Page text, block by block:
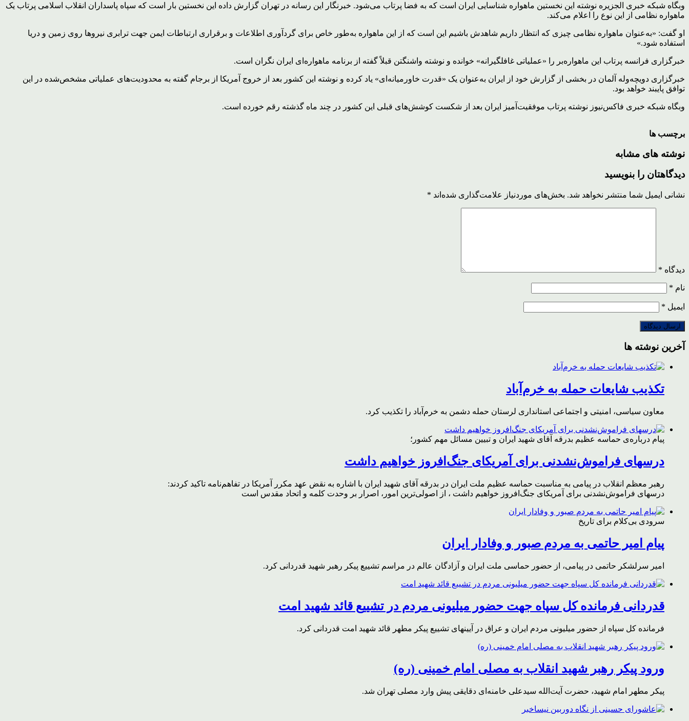
وبگاه شبکه خبری الجزیره نوشته این نخستین ماهواره شناسایی ایران است که به فضا پرتاب می‌شود. خبرنگار این رسانه در تهران گزارش داده این نخستین بار است که سپاه پاسداران انقلاب اسلامی پرتاب یک
ماهواره نظامی از این نوع را اعلام می‌کند.
او گفت: «به‌عنوان ماهواره نظامی چیزی که انتظار داریم شاهدش باشیم این است که از این ماهواره به‌طور خاص برای گردآوری اطلاعات و برقراری ارتباطات ایمن جهت ترابری نیروها روی زمین و دریا
استفاده شود.»
خبرگزاری فرانسه پرتاب این ماهواره‌بر را «عملیاتی غافلگیرانه» خوانده و نوشته واشنگتن قبلاً گفته از برنامه ماهواره‌ای ایران نگران است.
خبرگزاری دویچه‌وله آلمان در بخشی از گزارش خود از ایران به‌عنوان یک «قدرت خاورمیانه‌ای» یاد کرده و نوشته این کشور بعد از خروج آمریکا از برجام گفته به محدودیت‌های عملیاتی مشخص‌شده در این
توافق پایبند خواهد بود.
وبگاه شبکه خبری فاکس‌نیوز نوشته پرتاب موفقیت‌آمیز ایران بعد از شکست کوشش‌های قبلی این کشور در چند ماه گذشته رقم خورده است.
برچسب ها
نوشته های مشابه
دیدگاهتان را بنویسید
نشانی ایمیل شما منتشر نخواهد شد. بخش‌های موردنیاز علامت‌گذاری شده‌اند *
دیدگاه *
نام *
ایمیل *
آخرین نوشته ها
تکذیب شایعات حمله به خرم‌آباد
معاون سیاسی، امنیتی و اجتماعی استانداری لرستان حمله دشمن به خرم‌آباد را تکذیب کرد.
پیام درباره‌ی حماسه عظیم بدرقه آقای شهید ایران و تبیین مسائل مهم کشور؛
درسهای فراموش‌نشدنی برای آمریکای جنگ‌افروز خواهیم داشت
رهبر معظم انقلاب در پیامی به مناسبت حماسه عظیم ملت ایران در بدرقه آقای شهید ایران با اشاره به نقض عهد مکرر آمریکا در تفاهم‌نامه تاکید کردند:
درسهای فراموش‌نشدنی برای آمریکای جنگ‌افروز خواهیم داشت ، از اصولی‌ترین امور، اصرار بر وحدت کلمه و اتحاد مقدس است
سرودی بی‌کلام برای تاریخ
پیام امیر حاتمی به مردم صبور و وفادار ایران
امیر سرلشکر حاتمی در پیامی، از حضور حماسی ملت ایران و آزادگان عالم در مراسم تشییع پیکر رهبر شهید قدردانی کرد.
قدردانی فرمانده کل سپاه جهت حضور میلیونی مردم در تشییع قائد شهید امت
فرمانده کل سپاه از حضور میلیونی مردم ایران و عراق در آیینهای تشییع پیکر مطهر قائد شهید امت قدردانی کرد.
ورود پیکر رهبر شهید انقلاب به مصلی امام خمینی (ره)
پیکر مطهر امام شهید،‌ حضرت آیت‌الله سیدعلی خامنه‌ای دقایقی پیش وارد مصلی تهران شد.